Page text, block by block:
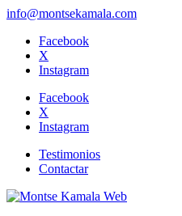
info@montsekamala.com
Facebook
X
Instagram
Facebook
X
Instagram
Testimonios
Contactar